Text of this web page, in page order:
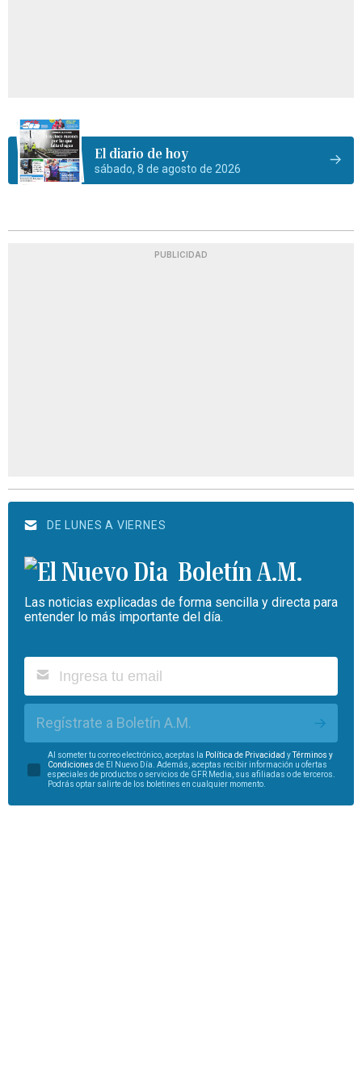
El diario de hoy
sábado, 8 de agosto de 2026
PUBLICIDAD
DE LUNES A VIERNES
Boletín A.M.
Las noticias explicadas de forma sencilla y directa para
entender lo más importante del día.
Regístrate a Boletín A.M.
Al someter tu correo electrónico, aceptas la Política de Privacidad yTérminos y
Condiciones de El Nuevo Día. Además, aceptas recibir información u ofertas
especiales de productos o servicios de GFR Media, sus afiliadas o de terceros.
Podrás optar salirte de los boletines en cualquier momento.